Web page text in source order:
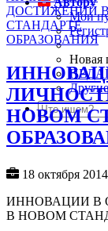
Мои
Новая
НОВОМ
18 октября 2014
ИННОВАЦИИ В
В НОВОМ